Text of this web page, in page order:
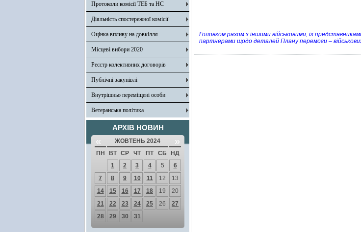
Протоколи комісії ТЕБ та НС
Діяльність спостережної комісії
Оцінка впливу на довкілля
Місцеві вибори 2020
Реєстр колективних договорів
Публічні закупівлі
Внутрішньо переміщені особи
Ветеранська політика
АРХІВ НОВИН
« ЖОВТЕНЬ 2024 »
ПН ВТ СР ЧТ ПТ СБ
НД
1
2 3 4 5
6
7
8 9 10 11 12
13
14
15 16 17 18 19
20
21
22 23 24 25 26
27
28
29 30 31
Головком разом з іншими військовими, із
партнерами щодо деталей Плану перемоги –